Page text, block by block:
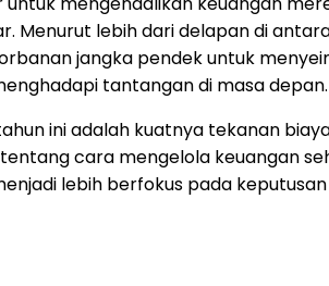
lebih dari delapan di
jangka pendek untuk
tantangan di masa depan.
ini adalah kuatnya tekanan
cara mengelola keuangan
lebih berfokus pada